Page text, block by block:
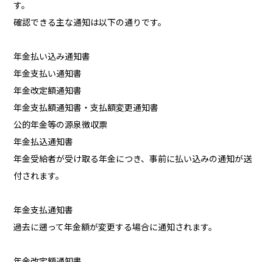
す。
確認できる主な通知は以下の通りです。
年金払い込み通知書
年金支払い通知書
年金改定額通知書
年金支払額通知書・支払額変更通知書
公的年金等の源泉徴収票
年金払込通知書
年金受給者が受け取る年金につき、事前に払い込みの通知が送
付されます。
年金支払通知書
過去に遡って年金額が変更する場合に通知されます。